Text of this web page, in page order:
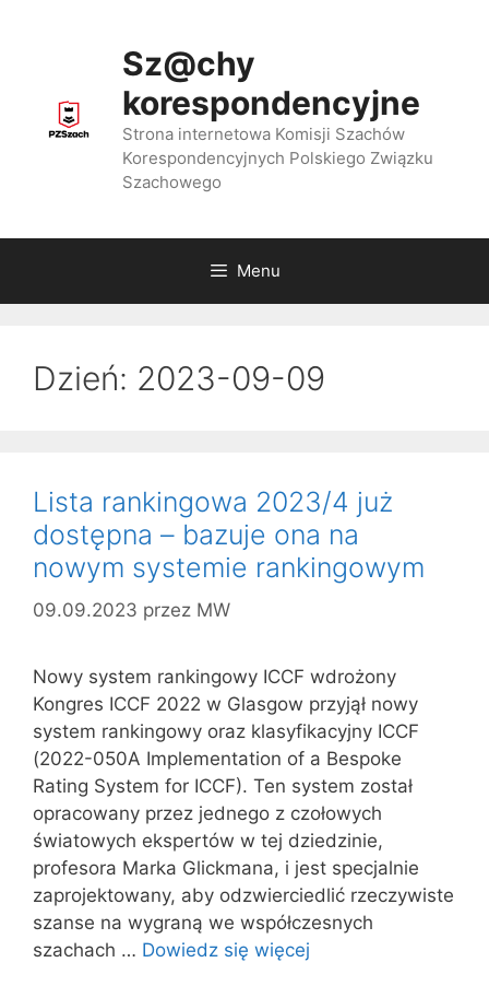
Sz@chy
korespondencyjne
Strona internetowa Komisji Szachów
Korespondencyjnych Polskiego Związku
Szachowego
Menu
Dzień: 2023-09-09
Lista rankingowa 2023/4 już
dostępna – bazuje ona na
nowym systemie rankingowym
09.09.2023 przez MW
Nowy system rankingowy ICCF wdrożony
Kongres ICCF 2022 w Glasgow przyjął nowy
system rankingowy oraz klasyfikacyjny ICCF
(2022-050A Implementation of a Bespoke
Rating System for ICCF). Ten system został
opracowany przez jednego z czołowych
światowych ekspertów w tej dziedzinie,
profesora Marka Glickmana, i jest specjalnie
zaprojektowany, aby odzwierciedlić rzeczywiste
szanse na wygraną we współczesnych
szachach … Dowiedz się więcej